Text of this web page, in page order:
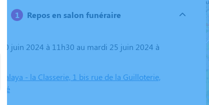
Repos en salon funéraire
- la Classerie, 1 bis rue de la Guilloterie,